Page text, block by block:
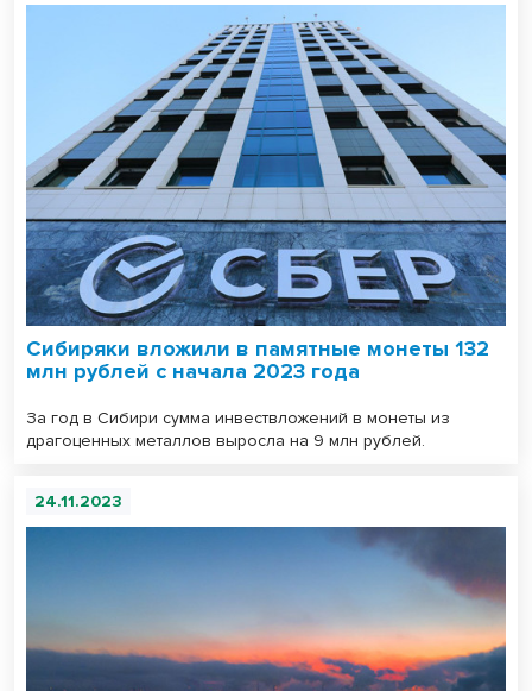
Сибиряки вложили в памятные монеты 132
млн рублей с начала 2023 года
За год в Сибири сумма инвествложений в монеты из
драгоценных металлов выросла на 9 млн рублей.
24.11.2023